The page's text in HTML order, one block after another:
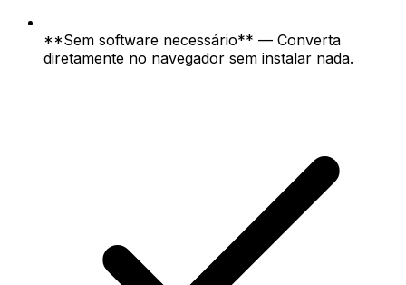
**Sem software necessário** — Converta
diretamente no navegador sem instalar nada.